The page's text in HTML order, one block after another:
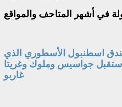
في أشهر المتاحف والمواقع
اسطنبول الأسطوري الذي
استقبل جواسيس وملوك وغريتا
غاربو